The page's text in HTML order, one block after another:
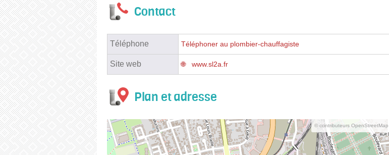
Contact
Téléphone Téléphoner au plombier-chauffagiste
Site web www.sl2a.fr
Plan et adresse
© contributeurs OpenStreetMap